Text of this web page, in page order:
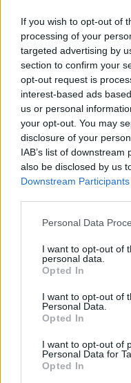
If you wish to opt-out of
processing of your
targeted advertising by
section to confirm your
opt-out request is
interest-based ads
us or personal
your opt-out. You may
disclosure of your
IAB’s list of
also be disclosed by us
Downstream Participants
Please note that this
not limited to your visit
grant or deny consent
use your data for below
consent section.
Personal Data
I want to opt-out of
personal data.
Opted In
I want to opt-out of
Personal Data.
Opted In
I want to opt-out of
Personal Data for
Opted In
25 FEBRUARIE 2026
A inceput
la Craiova